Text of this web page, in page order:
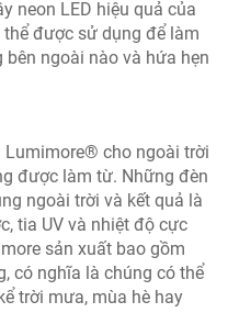
neon LED hiệu quả của
được sử dụng để làm
ngoài nào và hứa hẹn
Lumimore® cho ngoài trời
được làm từ. Những đèn
ngoài trời và kết quả là
tia UV và nhiệt độ cực
sản xuất bao gồm
có nghĩa là chúng có thể
trời mưa, mùa hè hay